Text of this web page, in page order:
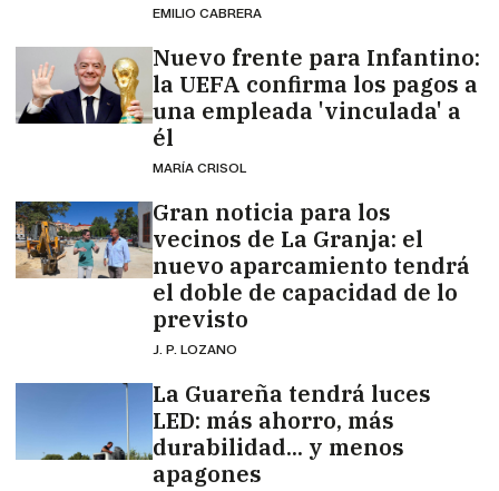
EMILIO CABRERA
Nuevo frente para Infantino:
la UEFA confirma los pagos a
una empleada 'vinculada' a
él
MARÍA CRISOL
Gran noticia para los
vecinos de La Granja: el
nuevo aparcamiento tendrá
el doble de capacidad de lo
previsto
J. P. LOZANO
La Guareña tendrá luces
LED: más ahorro, más
durabilidad... y menos
apagones